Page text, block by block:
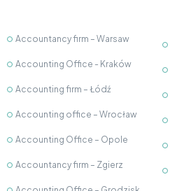
Accountancy firm – Warsaw
Accounting Office - Kraków
Accounting firm – Łódź
Accounting office – Wrocław
Accounting Office – Opole
Accountancy firm – Zgierz